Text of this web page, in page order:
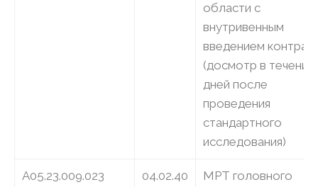
области с
внутривенным
введением
(досмотр в течение
дней после
проведения
стандартного
исследования)
A05.23.009.023 04.02.40
МРТ головного